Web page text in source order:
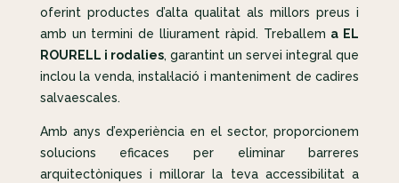
oferint productes d’alta qualitat als millors preus i
amb un termini de lliurament ràpid. Treballem a EL
ROURELL i rodalies, garantint un servei integral que
inclou la venda, instal·lació i manteniment de cadires
salvaescales.
Amb anys d’experiència en el sector, proporcionem
solucions eficaces per eliminar barreres
arquitectòniques i millorar la teva accessibilitat a